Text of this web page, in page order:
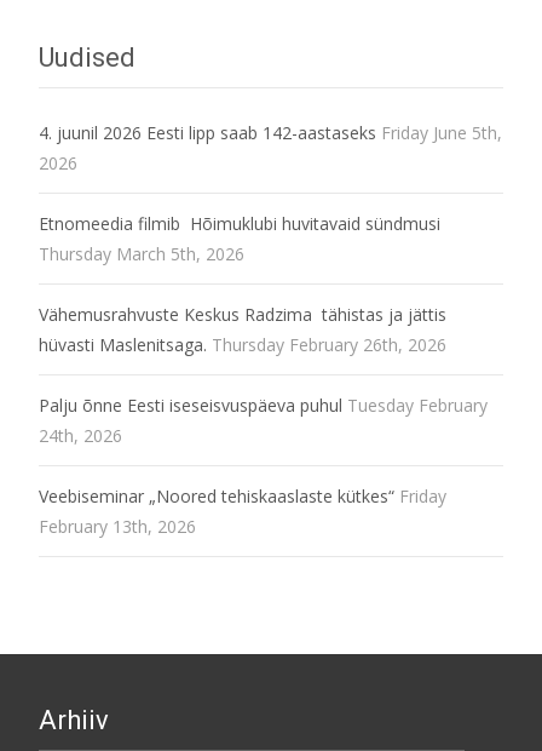
Uudised
4. juunil 2026 Eesti lipp saab 142-aastaseks Friday June 5th,
2026
Etnomeedia filmib Hõimuklubi huvitavaid sündmusi
Thursday March 5th, 2026
Vähemusrahvuste Keskus Radzima tähistas ja jättis
hüvasti Maslenitsaga. Thursday February 26th, 2026
Palju õnne Eesti iseseisvuspäeva puhul Tuesday February
24th, 2026
Veebiseminar „Noored tehiskaaslaste kütkes“ Friday
February 13th, 2026
Arhiiv